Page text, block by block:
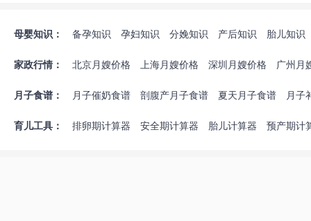
产后疾病
月子禁忌 催乳回奶 避孕方法 新生儿喂养
新生儿护
婴儿疾病
婴儿早教 奶粉辅食 能力培养 游戏玩具 幼儿喂养
母婴知识： 备孕知识 孕妇知识 分娩知识 产后知识
胎儿知识
家政行情：
北京月嫂价格 上海月嫂价格 深圳月嫂价格
广州月
月子食谱： 月子催奶食谱 剖腹产月子食谱 夏天月子食谱 月子
育儿工具： 排卵期计算器 安全期计算器 胎儿计算器
预产期计